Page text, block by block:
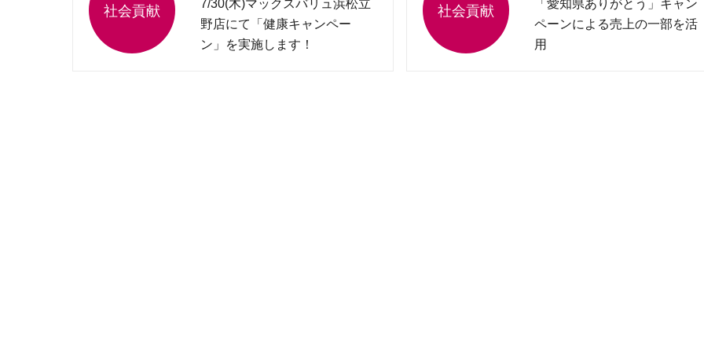
7/30(木)マックスバリュ浜松立
野店にて「健康キャンペー
ン」を実施します！
「愛知県ありがとう」キャン
ペーンによる売上の一部を活
用